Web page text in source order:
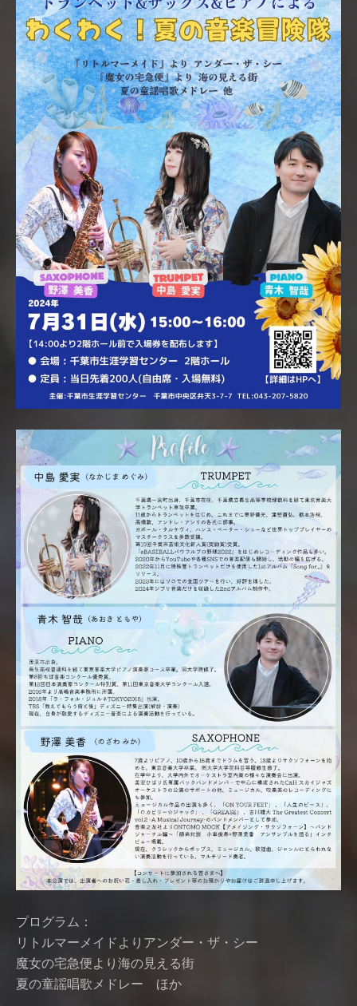
プログラム：
リトルマーメイドよりアンダー・ザ・シー
魔女の宅急便より海の見える街
夏の童謡唱歌メドレー ほか